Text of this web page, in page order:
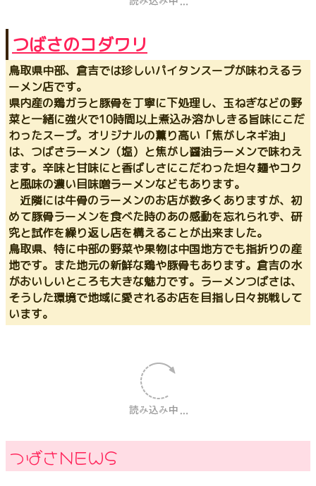
つばさのコダワリ
鳥取県中部、倉吉では珍しいパイタンスープが味わえるラ
ーメン店です。
県内産の鶏ガラと豚骨を丁寧に下処理し、玉ねぎなどの野
菜と一緒に強火で10時間以上煮込み溶かしきる旨味にこだ
わったスープ。オリジナルの薫り高い「焦がしネギ油」
は、つばさラーメン（塩）と焦がし醤油ラーメンで味わえ
ます。辛味と甘味にと香ばしさにこだわった坦々麺やコク
と風味の濃い目味噌ラーメンなどもあります。
近隣には牛骨のラーメンのお店が数多くありますが、初
めて豚骨ラーメンを食べた時のあの感動を忘れられず、研
究と試作を繰り返し店を構えることが出来ました。
鳥取県、特に中部の野菜や果物は中国地方でも指折りの産
地です。また地元の新鮮な鶏や豚骨もあります。倉吉の水
がおいしいところも大きな魅力です。ラーメンつばさは、
そうした環境で地域に愛されるお店を目指し日々挑戦して
います。
つばさNEWS